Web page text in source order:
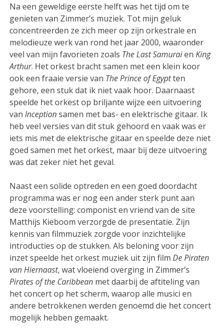
Na een geweldige eerste helft was het tijd om te
genieten van Zimmer’s muziek. Tot mijn geluk
concentreerden ze zich meer op zijn orkestrale en
melodieuze werk van rond het jaar 2000, waaronder
veel van mijn favorieten zoals The Last SamuraienKing
Arthur. Het orkest bracht samen met een klein koor
ook een fraaie versie van The Prince of Egyptten
gehore, een stuk dat ik niet vaak hoor. Daarnaast
speelde het orkest op briljante wijze een uitvoering
vanInceptionsamen met bas- en elektrische gitaar. Ik
heb veel versies van dit stuk gehoord en vaak was er
iets mis met de elektrische gitaar en speelde deze niet
goed samen met het orkest, maar bij deze uitvoering
was dat zeker niet het geval.
Naast een solide optreden en een goed doordacht
programma was er nog een ander sterk punt aan
deze voorstelling: componist en vriend van de site
Matthijs Kieboom verzorgde de presentatie. Zijn
kennis van filmmuziek zorgde voor inzichtelijke
introducties op de stukken. Als beloning voor zijn
inzet speelde het orkest muziek uit zijn filmDe Piraten
van Hiernaast, wat vloeiend overging in Zimmer’s
Pirates of the Caribbean met daarbij de aftiteling van
het concert op het scherm, waarop alle musici en
andere betrokkenen werden genoemd die het concert
mogelijk hebben gemaakt.